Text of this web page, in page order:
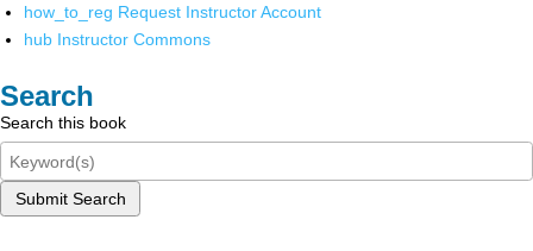
how_to_reg Request Instructor Account
hub Instructor Commons
Search
Search this book
Submit Search